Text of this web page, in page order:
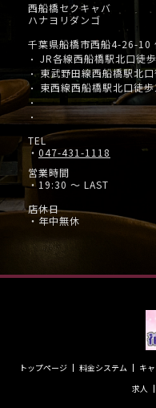
西船橋セクキャバ
ハナヨリダンゴ
千葉県船橋市西船4-26-10
・ JR各線西船橋駅北口徒
・東武野田線西船橋駅北
・ 東西線西船橋駅北口徒
・
・
TEL
・ 047-431-1118
営業時間
・19:30 ～ LAST
店休日
・年中無休
トップページ 料金システム キ
求人